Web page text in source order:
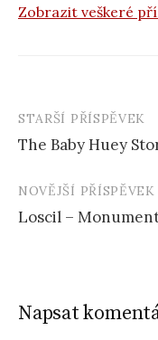
Zobrazit veškeré
Navigace
příspěvku
STARŠÍ PŘÍSPĚVEK
The Baby Huey
NOVĚJŠÍ PŘÍSPĚVEK
Loscil –
Napsat